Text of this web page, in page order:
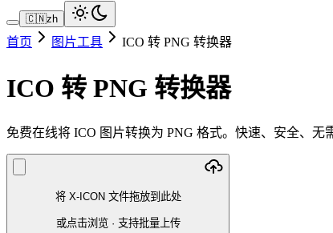
🇨🇳zh
首页 图片工具 ICO 转 PNG 转换器
ICO 转 PNG 转换器
免费在线将 ICO 图片转换为 PNG 格式。快速、安全、
将 X-ICON 文件拖放到此处
或点击浏览· 支持批量上传